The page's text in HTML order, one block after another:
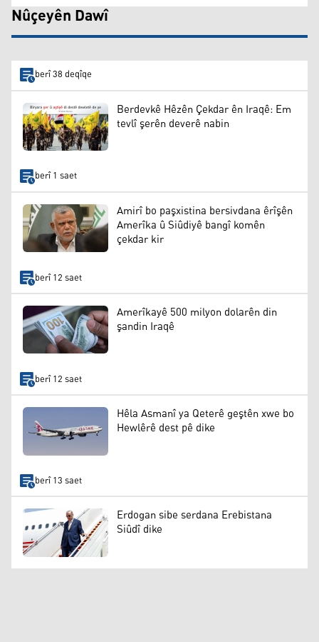
Nûçeyên Dawî
berî 38 deqîqe
Berdevkê Hêzên Çekdar ên Iraqê: Em
tevlî şerên deverê nabin
berî 1 saet
Amirî bo paşxistina bersivdana êrîşên
Amerîka û Siûdiyê bangî komên
çekdar kir
berî 12 saet
Amerîkayê 500 milyon dolarên din
şandin Iraqê
berî 12 saet
Hêla Asmanî ya Qeterê geştên xwe bo
Hewlêrê dest pê dike
berî 13 saet
Erdogan sibe serdana Erebistana
Siûdî dike